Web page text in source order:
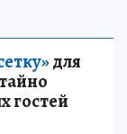
для
гостей